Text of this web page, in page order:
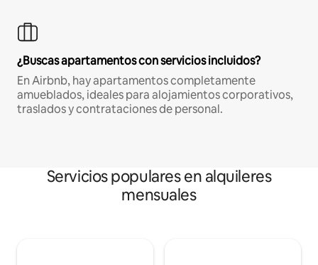
¿Buscas apartamentos con servicios incluidos?
En Airbnb, hay apartamentos completamente
amueblados, ideales para alojamientos corporativos,
traslados y contrataciones de personal.
Servicios populares en alquileres
mensuales